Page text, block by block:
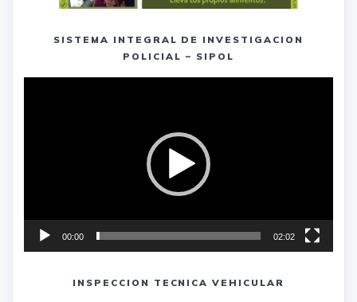
SISTEMA INTEGRAL DE INVESTIGACION
POLICIAL – SIPOL
00:00 02:02
INSPECCION TECNICA VEHICULAR